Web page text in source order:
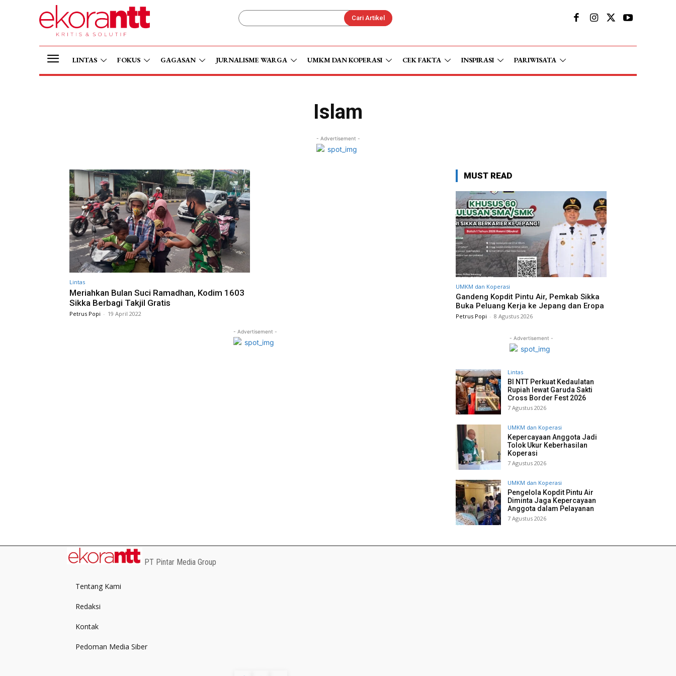
Cari Artikel
LINTAS FOKUS GAGASAN JURNALISME WARGA UMKM DAN KOPERASI CEK FAKTA INSPIRASI PARIWISATA
Islam
- Advertisement -
Lintas
Meriahkan Bulan Suci Ramadhan, Kodim 1603
Sikka Berbagi Takjil Gratis
Petrus Popi - 19 April 2022
- Advertisement -
MUST READ
UMKM dan Koperasi
Gandeng Kopdit Pintu Air, Pemkab Sikka
Buka Peluang Kerja ke Jepang dan Eropa
Petrus Popi - 8 Agustus 2026
- Advertisement -
Lintas
BI NTT Perkuat Kedaulatan
Rupiah lewat Garuda Sakti
Cross Border Fest 2026
7 Agustus 2026
UMKM dan Koperasi
Kepercayaan Anggota Jadi
Tolok Ukur Keberhasilan
Koperasi
7 Agustus 2026
UMKM dan Koperasi
Pengelola Kopdit Pintu Air
Diminta Jaga Kepercayaan
Anggota dalam Pelayanan
7 Agustus 2026
PT Pintar Media Group
Tentang Kami
Redaksi
Kontak
Pedoman Media Siber